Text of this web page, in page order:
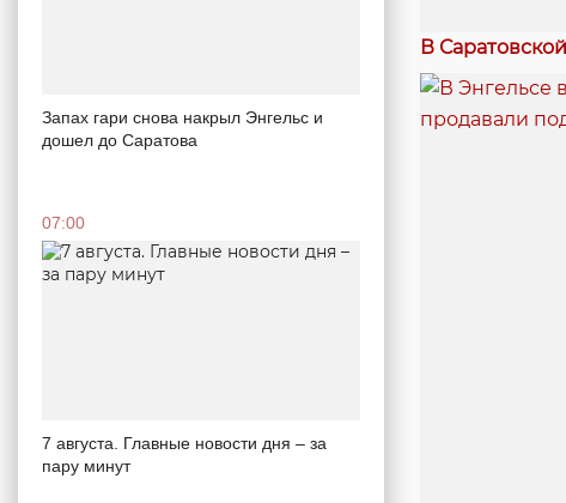
Запах гари снова накрыл Энгельс и
дошел до Саратова
07:00
7 августа. Главные новости дня – за
пару минут
В